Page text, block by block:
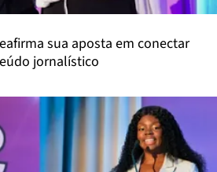
sua aposta em conectar
jornalístico